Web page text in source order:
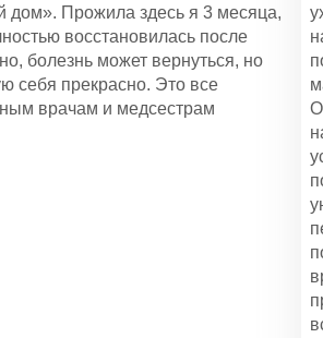
больными
за пожилыми людьми
дом». Прожила здесь я 3 месяца,
восстановилась после
болезнь может вернуться, но
себя прекрасно. Это все
врачам и медсестрам